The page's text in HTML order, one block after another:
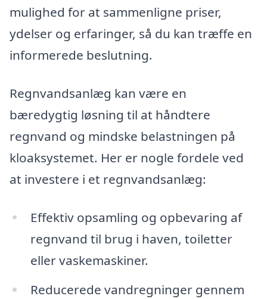
mulighed for at sammenligne priser,
ydelser og erfaringer, så du kan træffe en
informerede beslutning.
Regnvandsanlæg kan være en
bæredygtig løsning til at håndtere
regnvand og mindske belastningen på
kloaksystemet. Her er nogle fordele ved
at investere i et regnvandsanlæg:
Effektiv opsamling og opbevaring af
regnvand til brug i haven, toiletter
eller vaskemaskiner.
Reducerede vandregninger gennem